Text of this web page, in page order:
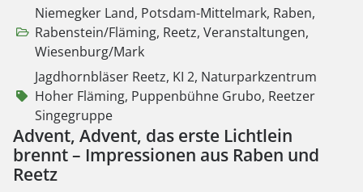
Niemegker Land, Potsdam-Mittelmark, Raben,
Rabenstein/Fläming, Reetz, Veranstaltungen,
Wiesenburg/Mark
Jagdhornbläser Reetz, KI 2, Naturparkzentrum
Hoher Fläming, Puppenbühne Grubo, Reetzer
Singegruppe
Advent, Advent, das erste Lichtlein
brennt – Impressionen aus Raben und
Reetz